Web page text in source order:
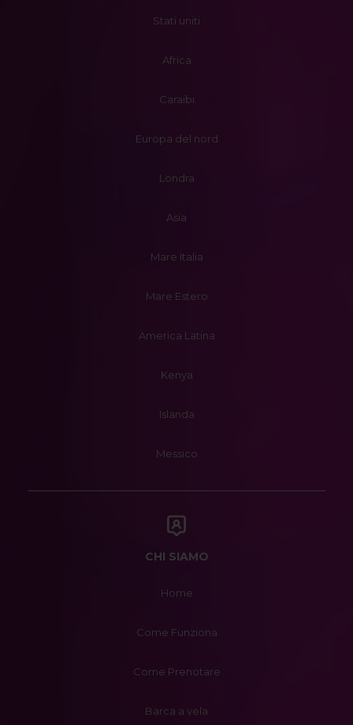
Stati uniti
Africa
Caraibi
Europa del nord
Londra
Asia
Mare Italia
Mare Estero
America Latina
Kenya
Islanda
Messico
CHI SIAMO
Home
Come Funziona
Come Prenotare
Barca a vela